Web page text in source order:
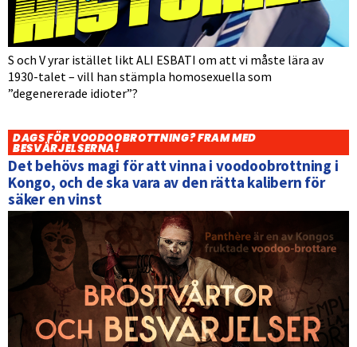
S och V yrar istället likt ALI ESBATI om att vi måste lära av
1930-talet – vill han stämpla homosexuella som
”degenererade idioter”?
DAGS FÖR VOODOOBROTTNING? FRAM MED
BESVÄRJELSERNA!
Det behövs magi för att vinna i voodoobrottning i
Kongo, och de ska vara av den rätta kalibern för
säker en vinst